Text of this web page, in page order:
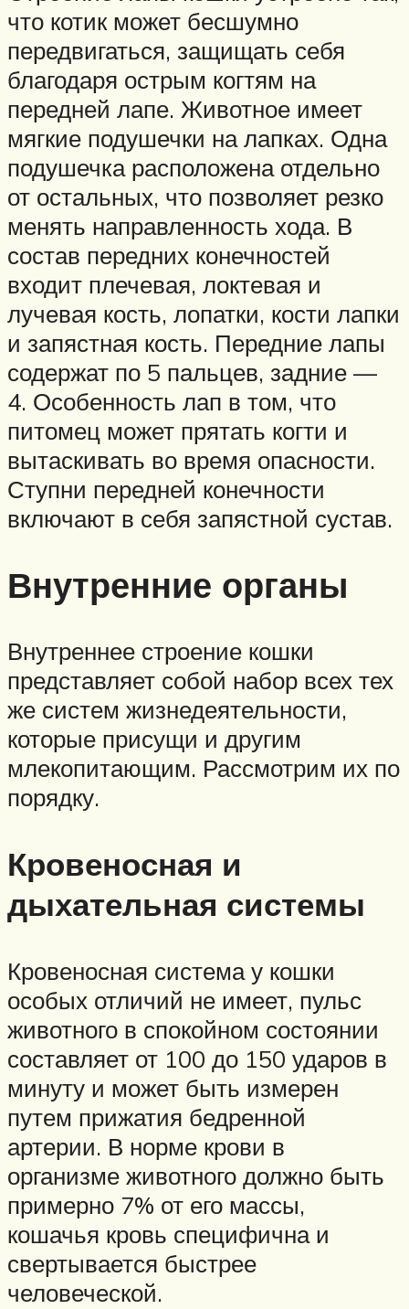
что котик может бесшумно
передвигаться, защищать себя
благодаря острым когтям на
передней лапе. Животное имеет
мягкие подушечки на лапках. Одна
подушечка расположена отдельно
от остальных, что позволяет резко
менять направленность хода. В
состав передних конечностей
входит плечевая, локтевая и
лучевая кость, лопатки, кости лапки
и запястная кость. Передние лапы
содержат по 5 пальцев, задние —
4. Особенность лап в том, что
питомец может прятать когти и
вытаскивать во время опасности.
Ступни передней конечности
включают в себя запястной сустав.
Внутренние органы
Внутреннее строение кошки
представляет собой набор всех тех
же систем жизнедеятельности,
которые присущи и другим
млекопитающим. Рассмотрим их по
порядку.
Кровеносная и
дыхательная системы
Кровеносная система у кошки
особых отличий не имеет, пульс
животного в спокойном состоянии
составляет от 100 до 150 ударов в
минуту и может быть измерен
путем прижатия бедренной
артерии. В норме крови в
организме животного должно быть
примерно 7% от его массы,
кошачья кровь специфична и
свертывается быстрее
человеческой.